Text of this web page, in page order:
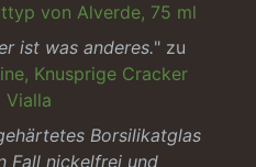
von Alverde, 75 ml
ist was anderes." zu
Knusprige Cracker
Vialla
Borsilikatglas
Fall nickelfrei und